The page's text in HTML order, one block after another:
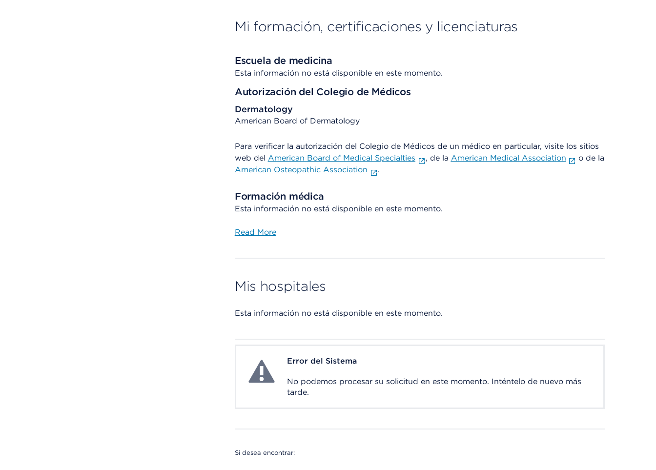
Mi formación, certificaciones y licenciaturas
Escuela de medicina
Esta información no está disponible en este momento.
Autorización del Colegio de Médicos
Dermatology
American Board of Dermatology
Para verificar la autorización del Colegio de Médicos de un médico en particular, visite los sitios
web del American Board of Medical Specialties , de la American Medical Association
o de la
American Osteopathic Association
.
Formación médica
Esta información no está disponible en este momento.
Read More
Mis hospitales
Esta información no está disponible en este momento.
System ErrorError del Sistema
No podemos procesar su solicitud en este momento. Inténtelo de nuevo más
tarde.
Si desea encontrar: